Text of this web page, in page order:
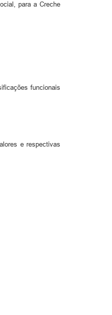
para a Creche
funcionais
e respectivas